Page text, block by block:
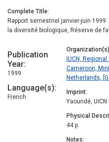
Complete Title
Rapport semestriel janvier-juin
la diversité biologique, Réserve de
Publication
Year
1999
Language(s)
French
Organization(s)
IUCN,
Cameroon,
Netherlands,
Imprint
Yaoundé, UICN
Physical
44 p.
Notes